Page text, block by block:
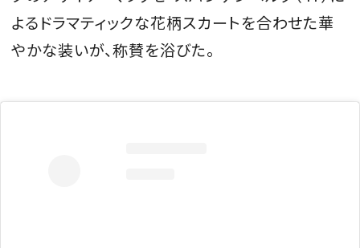
よるドラマティックな花柄スカートを合わせた華
やかな装いが、称賛を浴びた。